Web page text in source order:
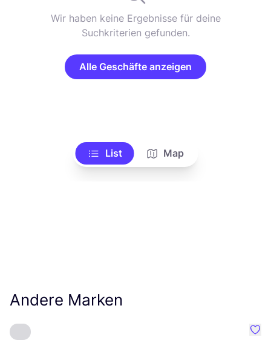
Wir haben keine Ergebnisse für deine
Suchkriterien gefunden.
Alle Geschäfte anzeigen
List Map
Andere Marken